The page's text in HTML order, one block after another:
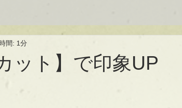
ット】で印象UP
間: 1分